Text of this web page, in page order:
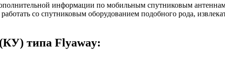
информации по мобильным спутниковым
со спутниковым оборудованием подобного рода,
типа Flyaway: